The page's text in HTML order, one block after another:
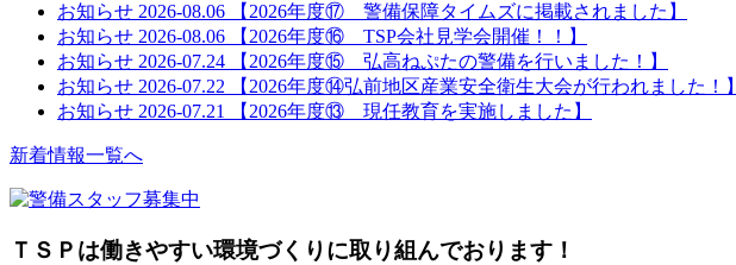
お知らせ 2026-08.06
【2026年度⑰ 警備保障タイムズに掲載されました】
お知らせ 2026-08.06
【2026年度⑯ TSP会社見学会開催！！】
お知らせ 2026-07.24
【2026年度⑮ 弘高ねぷたの警備を行いました！】
お知らせ 2026-07.22
【2026年度⑭弘前地区産業安全衛生大会が行われました！】
お知らせ 2026-07.21 【2026年度⑬ 現任教育を実施しました】
新着情報一覧へ
ＴＳＰは働きやすい環境づくりに取り組んでおります！